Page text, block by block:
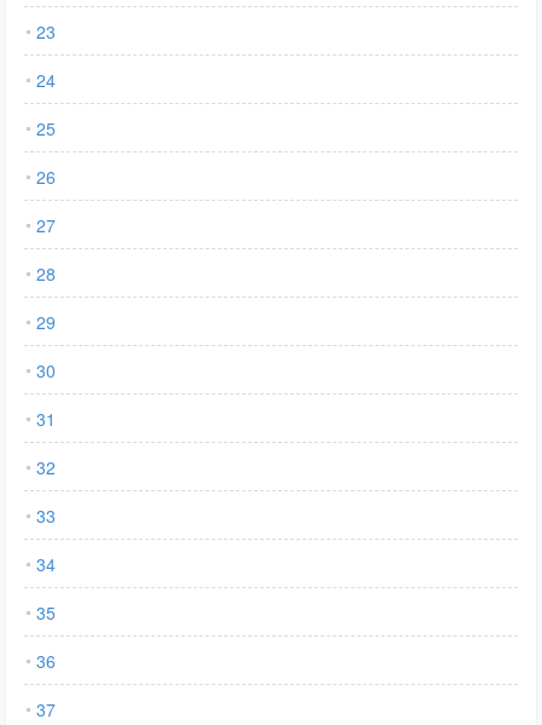
23
24
25
26
27
28
29
30
31
32
33
34
35
36
37